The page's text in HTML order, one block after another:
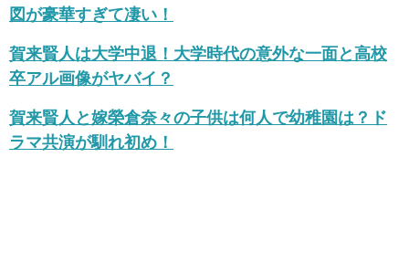
図が豪華すぎて凄い！
賀来賢人は大学中退！大学時代の意外な一面と高校
卒アル画像がヤバイ？
賀来賢人と嫁榮倉奈々の子供は何人で幼稚園は？ド
ラマ共演が馴れ初め！